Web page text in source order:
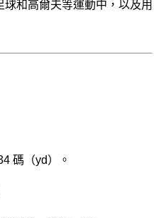
和高爾夫等運動中，以及用
碼（yd）。